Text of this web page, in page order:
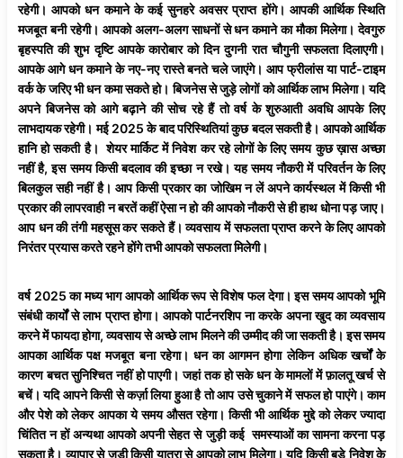
रहेगी। आपको धन कमाने के कई सुनहरे अवसर प्राप्त होंगे। आपकी आर्थिक स्थिति
मजबूत बनी रहेगी। आपको अलग-अलग साधनों से धन कमाने का मौका मिलेगा। देवगुरु
बृहस्पति की शुभ दृष्टि आपके कारोबार को दिन दुगनी रात चौगुनी सफलता दिलाएगी।
आपके आगे धन कमाने के नए-नए रास्ते बनते चले जाएंगे। आप फ्रीलांस या पार्ट-टाइम
वर्क के जरिए भी धन कमा सकते हो। बिजनेस से जुड़े लोगों को आर्थिक लाभ मिलेगा। यदि
अपने बिजनेस को आगे बढ़ाने की सोच रहे हैं तो वर्ष के शुरुआती अवधि आपके लिए
लाभदायक रहेगी। मई 2025 के बाद परिस्थितियां कुछ बदल सकती है। आपको आर्थिक
हानि हो सकती है। शेयर मार्किट में निवेश कर रहे लोगों के लिए समय कुछ ख़ास अच्छा
नहीं है, इस समय किसी बदलाव की इच्छा न रखे। यह समयनौकरी में परिवर्तनके लिए
बिलकुल सही नहीं है। आप किसी प्रकार का जोखिम न लें अपने कार्यस्थल में किसी भी
प्रकार की लापरवाही न बरतें कहीं ऐसा न हो की आपको नौकरी से ही हाथ धोना पड़ जाए।
आप धन की तंगी महसूस कर सकते हैं। व्यवसाय में सफलता प्राप्त करने के लिए आपको
निरंतर प्रयास करते रहने होंगे तभी आपको सफलता मिलेगी।
वर्ष 2025 का मध्य भाग आपको आर्थिक रूप से विशेष फल देगा। इस समय आपको भूमि
संबंधी कार्यों से लाभ प्राप्त होगा। आपको पार्टनरशिप ना करके अपना खुद का व्यवसाय
करने में फायदा होगा, व्यवसाय से अच्छे लाभ मिलने की उम्मीद की जा सकती है। इस समय
आपका आर्थिक पक्ष मजबूत बना रहेगा। धन का आगमन होगा लेकिन अधिक खर्चों के
कारण बचत सुनिश्चित नहीं हो पाएगी। जहां तक हो सके धन के मामलों में फ़ालतू खर्च से
बचें। यदि आपने किसी से कर्ज़ा लिया हुआ है तो आप उसे चुकाने में सफल हो पाएंगे। काम
और पेशे को लेकर आपका ये समय औसत रहेगा। किसी भी आर्थिक मुद्दे को लेकर ज्यादा
चिंतित न हों अन्यथा आपको अपनी सेहत से जुड़ी कई समस्याओं का सामना करना पड़
सकता है। व्यापार से जुड़ी किसी यात्रा से आपको लाभ मिलेगा। यदि किसी बड़े निवेश के